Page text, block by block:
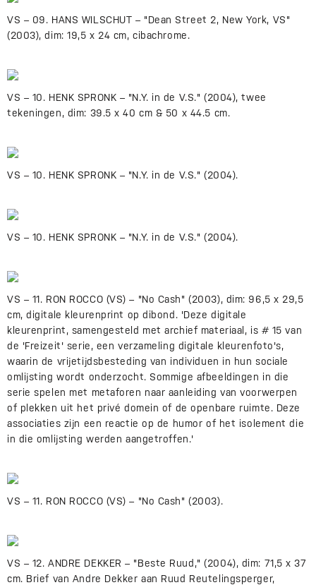
VS – 09. HANS WILSCHUT – "Dean Street 2, New York, VS"
(2003), dim: 19,5 x 24 cm, cibachrome.
VS – 10. HENK SPRONK – "N.Y. in de V.S." (2004), twee
tekeningen, dim: 39.5 x 40 cm & 50 x 44.5 cm.
VS – 10. HENK SPRONK – "N.Y. in de V.S." (2004).
VS – 10. HENK SPRONK – "N.Y. in de V.S." (2004).
VS – 11. RON ROCCO (VS) – "No Cash" (2003), dim: 96,5 x 29,5
cm, digitale kleurenprint op dibond. 'Deze digitale
kleurenprint, samengesteld met archief materiaal, is # 15 van
de 'Freizeit' serie, een verzameling digitale kleurenfoto's,
waarin de vrijetijdsbesteding van individuen in hun sociale
omlijsting wordt onderzocht. Sommige afbeeldingen in die
serie spelen met metaforen naar aanleiding van voorwerpen
of plekken uit het privé domein of de openbare ruimte. Deze
associaties zijn een reactie op de humor of het isolement die
in die omlijsting werden aangetroffen.'
VS – 11. RON ROCCO (VS) – "No Cash" (2003).
VS – 12. ANDRE DEKKER – "Beste Ruud," (2004), dim: 71,5 x 37
cm. Brief van Andre Dekker aan Ruud Reutelingsperger,